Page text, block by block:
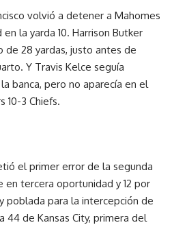
volvió a detener a Mahomes
la yarda 10. Harrison Butker
28 yardas, justo antes de
Y Travis Kelce seguía
banca, pero no aparecía en el
10-3 Chiefs.
el primer error de la segunda
en tercera oportunidad y 12 por
poblada para la intercepción de
44 de Kansas City, primera del